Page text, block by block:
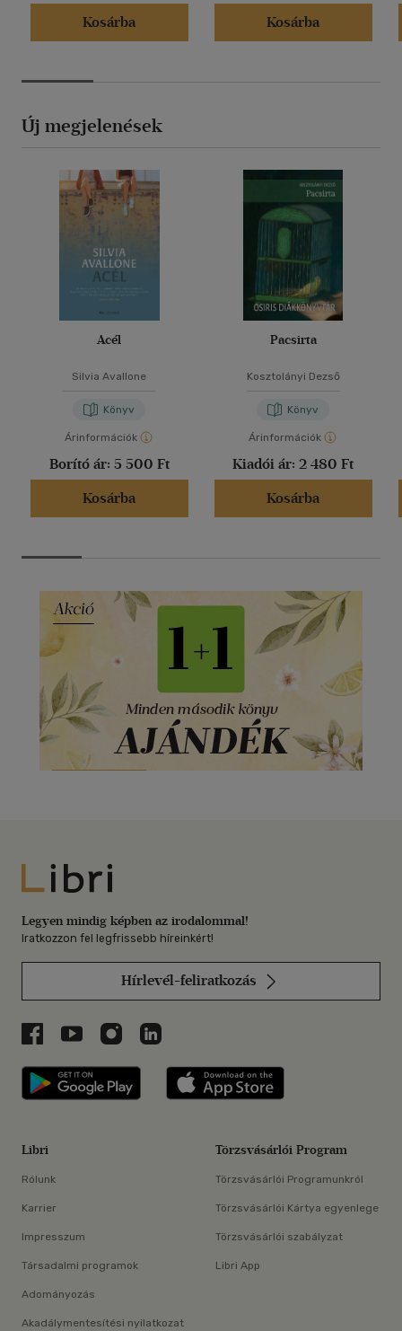
Kosárba
Kosárba
Új megjelenések
Acél
Silvia Avallone
Könyv
Árinformációk
Borító ár: 5 500 Ft
Kosárba
Pacsirta
Kosztolányi Dezső
Könyv
Árinformációk
Kiadói ár: 2 480 Ft
Kosárba
Libri
Legyen mindig képben az irodalommal!
Iratkozzon fel legfrissebb híreinkért!
Hírlevél-feliratkozás
Libri a Facebookon
Libri a Youtube-on
Libri az Instagramon
Libri a LinkedInen
Libri applikáció Szerezd meg: Google
Libri
Rólunk
Karrier
Impresszum
Társadalmi programok
Adományozás
Akadálymentesítési nyilatkozat
Törzsvásárlói Program
Törzsvásárlói Programunkról
Törzsvásárlói Kártya egyenlege
Törzsvásárlói szabályzat
Libri App